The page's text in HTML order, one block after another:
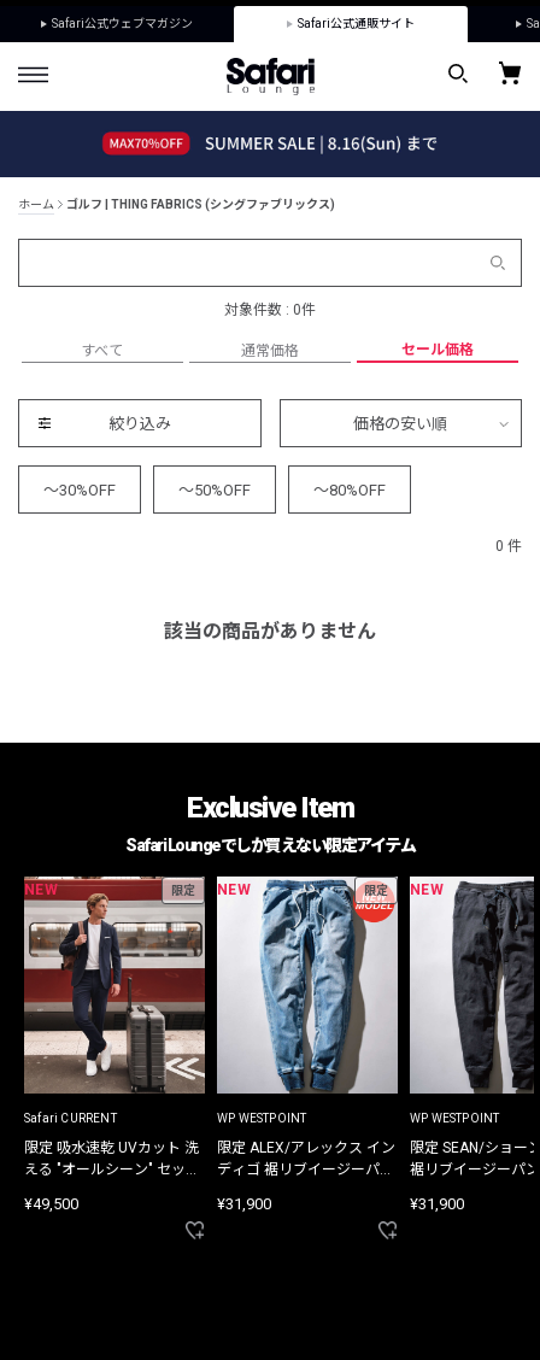
Safari公式ウェブマガジン Safari公式通販サイト
ホーム ゴルフ | THING FABRICS (シングファブリックス)
対象件数 : 0件
すべて 通常価格 セール価格
絞り込み 価格の安い順
～30%OFF ～50%OFF ～80%OFF
0 件
該当の商品がありません
Exclusive Item
Safari Loungeでしか買えない限定アイテム
NEW 限定
Safari CURRENT
限定 吸水速乾 UVカット 洗
える "オールシーン" セット
¥49,500
NEW 限定
WP WESTPOINT
限定 ALEX/アレックス イン
ディゴ 裾リブイージーパン
¥31,900
NEW
WP WESTPOINT
限定 SEAN/ショー
裾リブイージーパ
¥31,900